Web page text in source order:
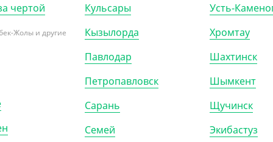
чертой
Жолы и другие
Кульсары
Кызылорда
Павлодар
Петропавловск
Сарань
Семей
Усть-
Хромтау
Шахтинск
Шымкент
Щучинск
Экибастуз